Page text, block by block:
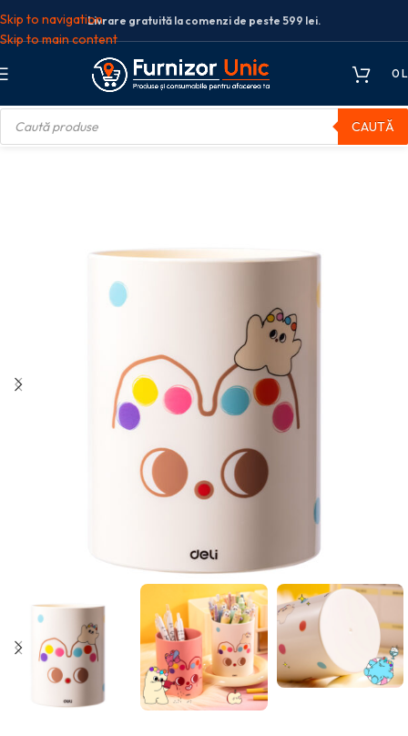
Skip to navigation
Skip to main content
Livrare gratuită la comenzi de peste 599 lei.
0
CAUTĂ
Articole birou